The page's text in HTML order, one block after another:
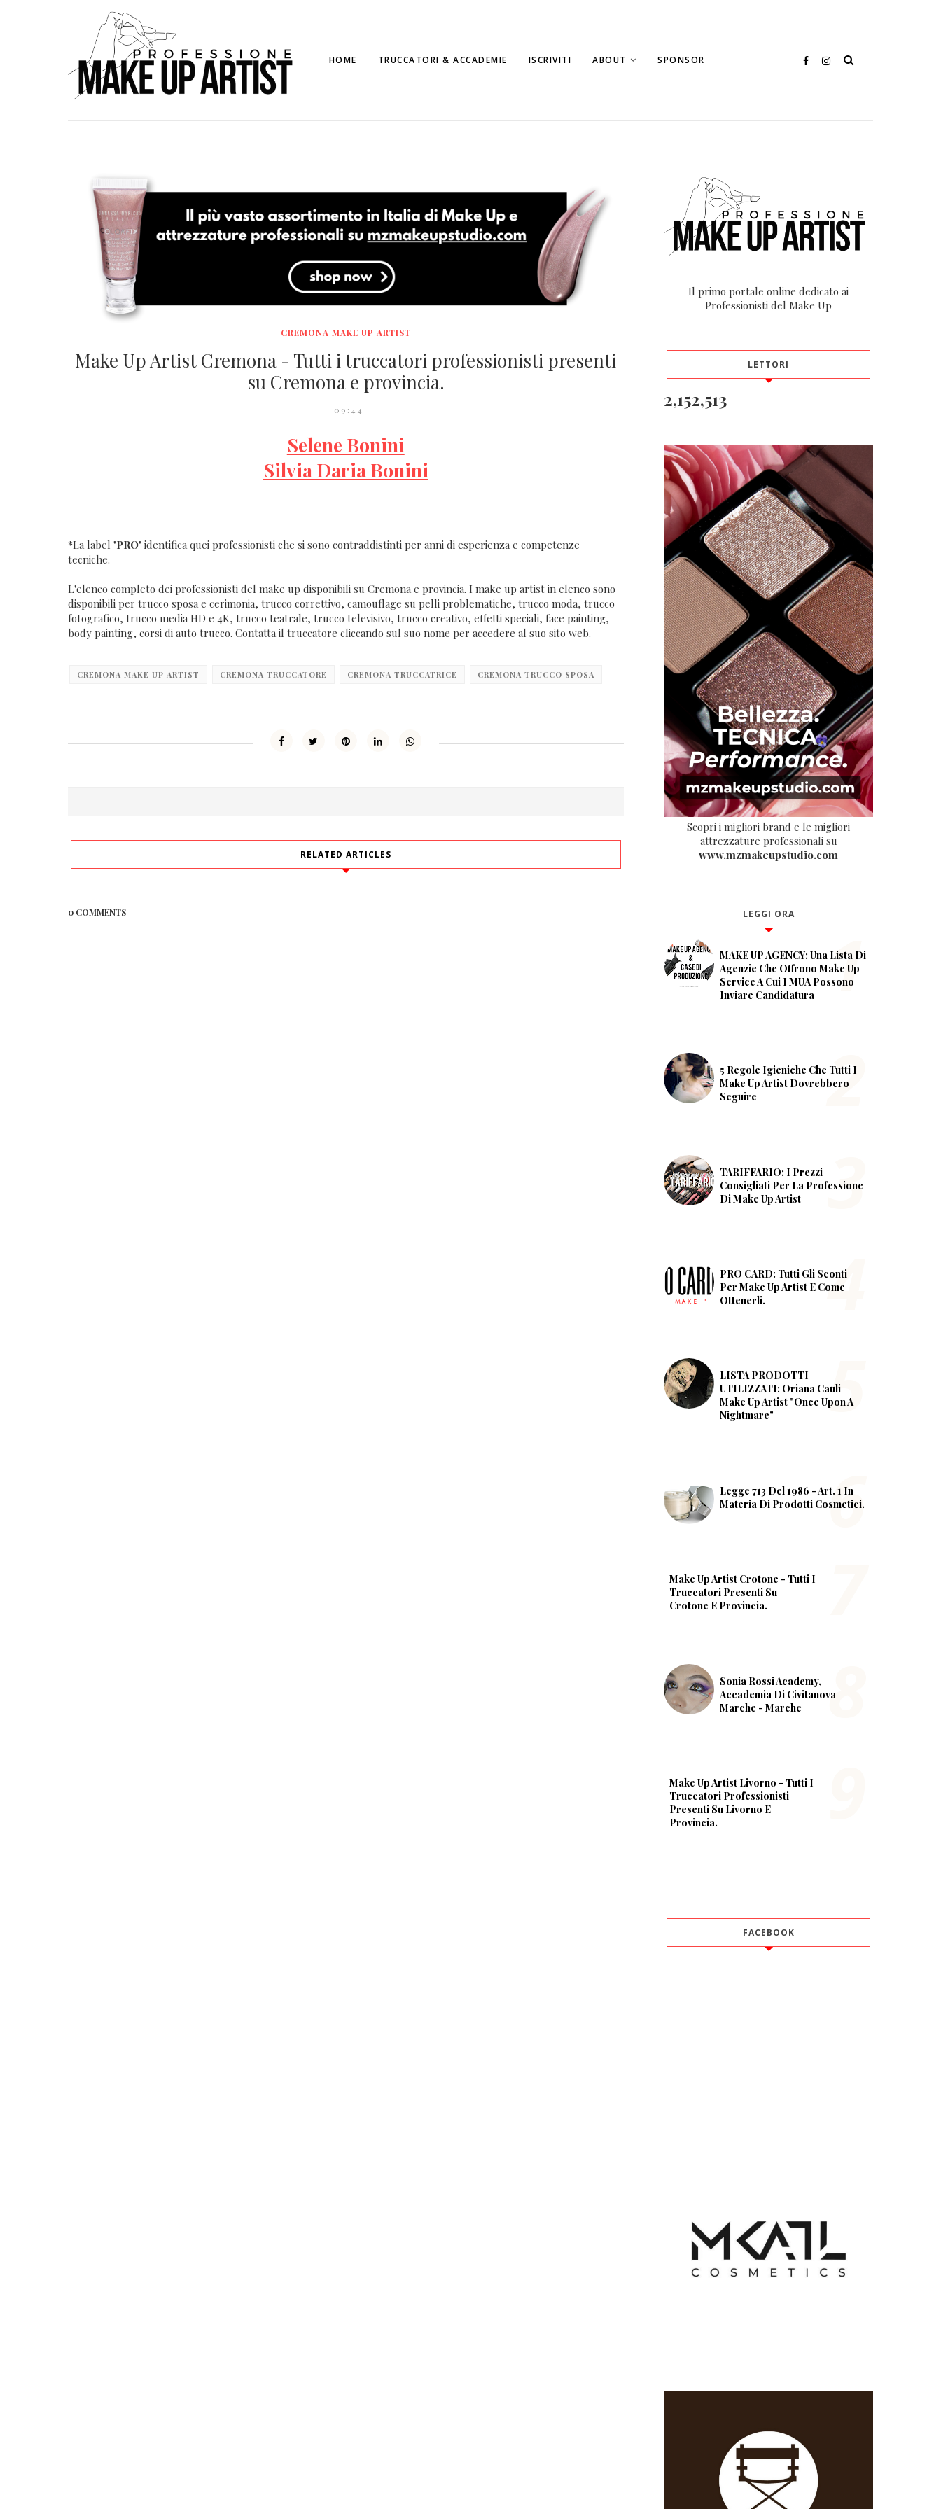
HOME TRUCCATORI & ACCADEMIE ISCRIVITI ABOUT SPONSOR
CREMONA MAKE UP ARTIST
Make Up Artist Cremona - Tutti i truccatori professionisti presenti
su Cremona e provincia.
09:44
Selene Bonini
Silvia Daria Bonini
*La label "PRO" identifica quei professionisti che si sono contraddistinti per anni di esperienza e competenze
tecniche.
L'elenco completo dei professionisti del make up disponibili su Cremona e provincia. I make up artist in elenco sono
disponibili per trucco sposa e cerimonia, trucco correttivo, camouflage su pelli problematiche, trucco moda, trucco
fotografico, trucco media HD e 4K, trucco teatrale, trucco televisivo, trucco creativo, effetti speciali, face painting,
body painting, corsi di auto trucco. Contatta il truccatore cliccando sul suo nome per accedere al suo sito web.
CREMONA MAKE UP ARTIST CREMONA TRUCCATORE CREMONA TRUCCATRICE CREMONA TRUCCO SPOSA
RELATED ARTICLES
0 COMMENTS
Il primo portale online dedicato ai
Professionisti del Make Up
LETTORI
2,152,513
Scopri i migliori brand e le migliori
attrezzature professionali su
www.mzmakeupstudio.com
LEGGI ORA
MAKE UP AGENCY: Una Lista Di
Agenzie Che Offrono Make Up
Service A Cui I MUA Possono
Inviare Candidatura
5 Regole Igieniche Che Tutti I
Make Up Artist Dovrebbero
Seguire
TARIFFARIO: I Prezzi
Consigliati Per La Professione
Di Make Up Artist
PRO CARD: Tutti Gli Sconti
Per Make Up Artist E Come
Ottenerli.
LISTA PRODOTTI
UTILIZZATI: Oriana Cauli
Make Up Artist "Once Upon A
Nightmare"
Legge 713 Del 1986 - Art. 1 In
Materia Di Prodotti Cosmetici.
Make Up Artist Crotone - Tutti I
Truccatori Presenti Su
Crotone E Provincia.
Sonia Rossi Academy,
Accademia Di Civitanova
Marche - Marche
Make Up Artist Livorno - Tutti I
Truccatori Professionisti
Presenti Su Livorno E
Provincia.
FACEBOOK